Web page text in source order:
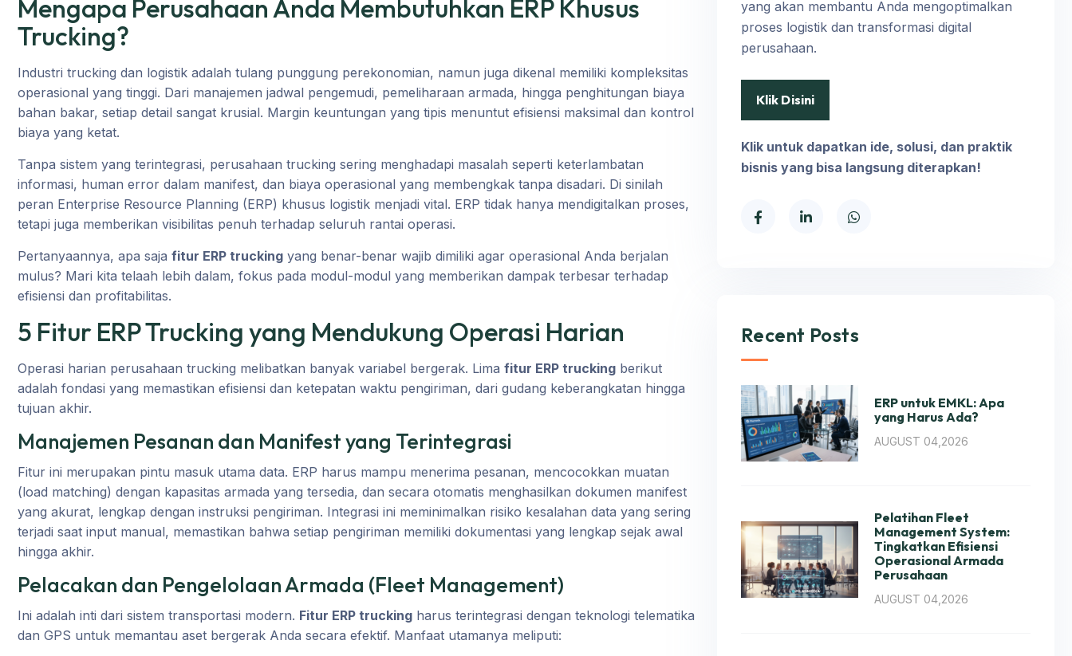
Mengapa Perusahaan Anda Membutuhkan ERP Khusus
Trucking?
Industri trucking dan logistik adalah tulang punggung perekonomian, namun juga dikenal memiliki kompleksitas
operasional yang tinggi. Dari manajemen jadwal pengemudi, pemeliharaan armada, hingga penghitungan biaya
bahan bakar, setiap detail sangat krusial. Margin keuntungan yang tipis menuntut efisiensi maksimal dan kontrol
biaya yang ketat.
Tanpa sistem yang terintegrasi, perusahaan trucking sering menghadapi masalah seperti keterlambatan
informasi, human error dalam manifest, dan biaya operasional yang membengkak tanpa disadari. Di sinilah
peran Enterprise Resource Planning (ERP) khusus logistik menjadi vital. ERP tidak hanya mendigitalkan proses,
tetapi juga memberikan visibilitas penuh terhadap seluruh rantai operasi.
Pertanyaannya, apa saja fitur ERP trucking yang benar-benar wajib dimiliki agar operasional Anda berjalan
mulus? Mari kita telaah lebih dalam, fokus pada modul-modul yang memberikan dampak terbesar terhadap
efisiensi dan profitabilitas.
5 Fitur ERP Trucking yang Mendukung Operasi Harian
Operasi harian perusahaan trucking melibatkan banyak variabel bergerak. Lima fitur ERP trucking berikut
adalah fondasi yang memastikan efisiensi dan ketepatan waktu pengiriman, dari gudang keberangkatan hingga
tujuan akhir.
Manajemen Pesanan dan Manifest yang Terintegrasi
Fitur ini merupakan pintu masuk utama data. ERP harus mampu menerima pesanan, mencocokkan muatan
(load matching) dengan kapasitas armada yang tersedia, dan secara otomatis menghasilkan dokumen manifest
yang akurat, lengkap dengan instruksi pengiriman. Integrasi ini meminimalkan risiko kesalahan data yang sering
terjadi saat input manual, memastikan bahwa setiap pengiriman memiliki dokumentasi yang lengkap sejak awal
hingga akhir.
Pelacakan dan Pengelolaan Armada (Fleet Management)
Ini adalah inti dari sistem transportasi modern. Fitur ERP trucking harus terintegrasi dengan teknologi telematika
dan GPS untuk memantau aset bergerak Anda secara efektif. Manfaat utamanya meliputi:
yang akan membantu Anda mengoptimalkan
proses logistik dan transformasi digital
perusahaan.
Klik Disini
Klik untuk dapatkan ide, solusi, dan praktik
bisnis yang bisa langsung diterapkan!
Recent Posts
ERP untuk EMKL: Apa
yang Harus Ada?
AUGUST 04,2026
Pelatihan Fleet
Management System:
Tingkatkan Efisiensi
Operasional Armada
Perusahaan
AUGUST 04,2026